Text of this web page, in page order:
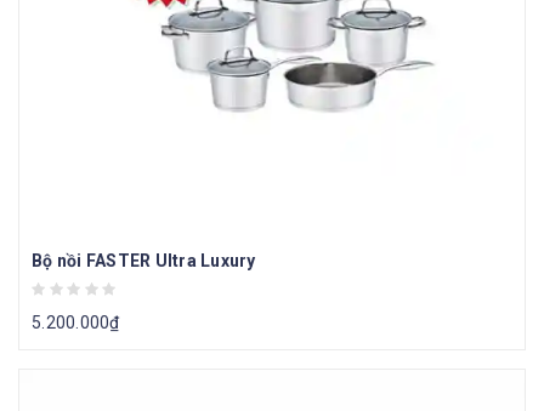
Bộ nồi FASTER Ultra Luxury
5.200.000₫